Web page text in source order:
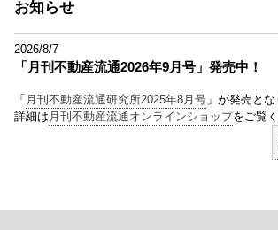
お知らせ
2026/8/7
「月刊不動産流通2026年9月号」発売中！
「 月刊不動産流通研究所2025年8月号 」が発売とな
詳細は 月刊不動産流通オンラインショップをご覧